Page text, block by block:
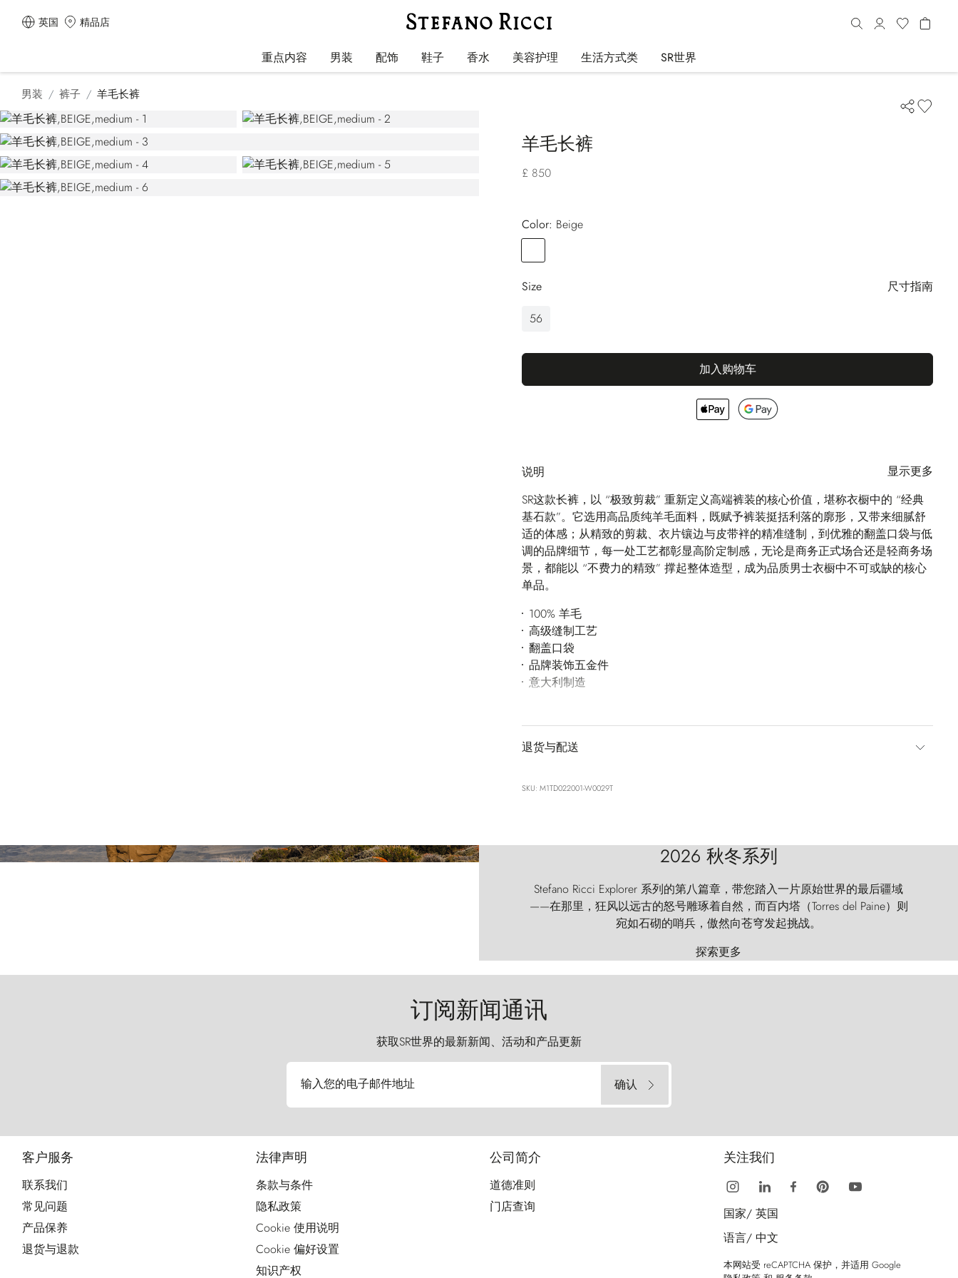
英国 精品店
重点内容 男装 配饰 鞋子 香水 美容护理 生活方式类 SR世界
男装 裤子 羊毛长裤
羊毛长裤
£ 850
Color:
beige
Size
尺寸指南
56
加入购物车
说明
显示更多
SR这款长裤，以 “极致剪裁” 重新定义高端裤装的核心价值，堪称衣橱中的 “经典
基石款”。它选用高品质纯羊毛面料，既赋予裤装挺括利落的廓形，又带来细腻舒
适的体感；从精致的剪裁、衣片镶边与皮带袢的精准缝制，到优雅的翻盖口袋与低
调的品牌细节，每一处工艺都彰显高阶定制感，无论是商务正式场合还是轻商务场
景，都能以 “不费力的精致” 撑起整体造型，成为品质男士衣橱中不可或缺的核心
单品。
100% 羊毛
高级缝制工艺
翻盖口袋
品牌装饰五金件
意大利制造
退货与配送
SKU: M1TD022001-W0029T
2026 秋冬系列
Stefano Ricci Explorer 系列的第八篇章，带您踏入一片原始世界的最后疆域
——在那里，狂风以远古的怒号雕琢着自然，而百内塔（Torres del Paine）则
宛如石砌的哨兵，傲然向苍穹发起挑战。
探索更多
订阅新闻通讯
获取SR世界的最新新闻、活动和产品更新
输入您的电子邮件地址 确认
客户服务
联系我们
常见问题
产品保养
退货与退款
法律声明
条款与条件
隐私政策
Cookie 使用说明
Cookie 偏好设置
知识产权
公司简介
道德准则
门店查询
关注我们
国家/ 英国
语言/ 中文
本网站受 reCAPTCHA 保护，并适用 Google